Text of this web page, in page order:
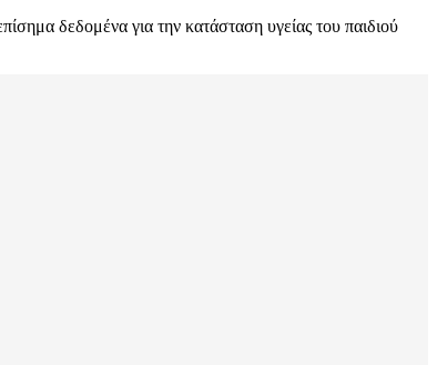
δεδομένα για την κατάσταση υγείας του παιδιού